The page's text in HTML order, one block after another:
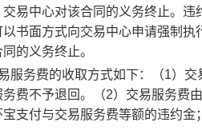
易中心对该合同的义务终止。
书面方式向交易中心申请强制
的义务终止。
服务费的收取方式如下：（1）
费不予退回。（2）交易服务费
支付与交易服务费等额的违约